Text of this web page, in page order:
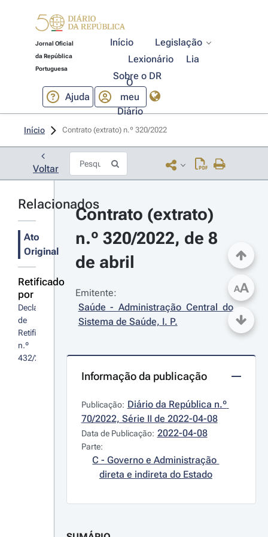
Jornal Oficial
da República
Portuguesa
Início
Legislação
Lexionário
Lia
Sobre o DR
Ajuda
O
meu
Diário
Início Contrato (extrato) n.º 320/2022
Voltar
Relacionados
Ato
Original
Retificado
por
Declaração
de
Retificação
n.º
432/2022
Contrato (extrato)
n.º 320/2022, de 8
de abril
Emitente:
Saúde - Administração Central do
Sistema de Saúde, I. P.
Informação da publicação
Publicação: Diário da República n.º
70/2022, Série II de 2022-04-08
Data de Publicação: 2022-04-08
Parte:
C - Governo e Administração
direta e indireta do Estado
AA